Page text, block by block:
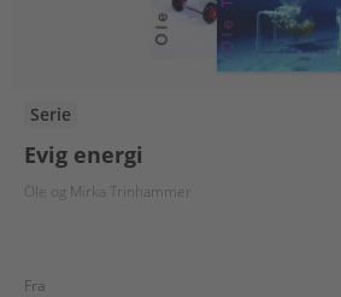
Serie
Evig energi
Ole og Mirka Trinhammer
Fra